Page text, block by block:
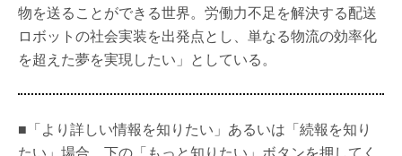
物を送ることができる世界。労働力不足を解決する配送
ロボットの社会実装を出発点とし、単なる物流の効率化
を超えた夢を実現したい」としている。
■「より詳しい情報を知りたい」あるいは「続報を知り